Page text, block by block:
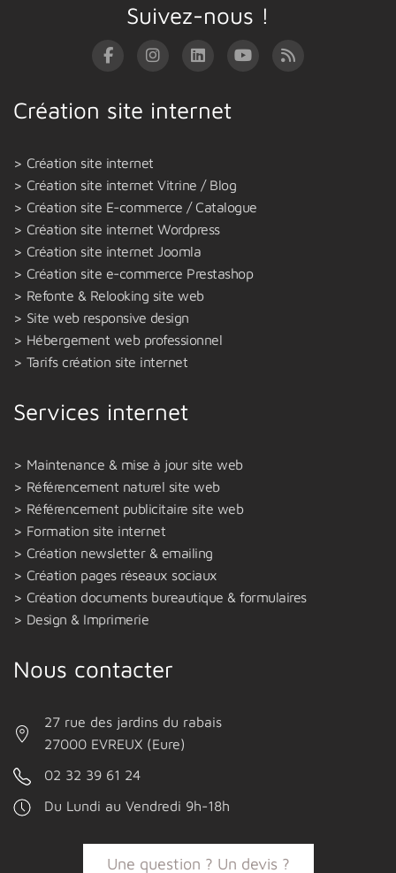
Suivez-nous !
Création site internet
Création site internet
Création site internet Vitrine / Blog
Création site E-commerce / Catalogue
Création site internet Wordpress
Création site internet Joomla
Création site e-commerce Prestashop
Refonte & Relooking site web
Site web responsive design
Hébergement web professionnel
Tarifs création site internet
Services internet
Maintenance & mise à jour site web
Référencement naturel site web
Référencement publicitaire site web
Formation site internet
Création newsletter & emailing
Création pages réseaux sociaux
Création documents bureautique & formulaires
Design & Imprimerie
Nous contacter
27 rue des jardins du rabais
27000 EVREUX (Eure)
02 32 39 61 24
Du Lundi au Vendredi 9h-18h
Une question ? Un devis ?